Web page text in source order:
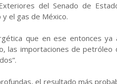
del Senado de
el gas de México.
que en ese entonces ya
las importaciones de petróleo
el resultado más